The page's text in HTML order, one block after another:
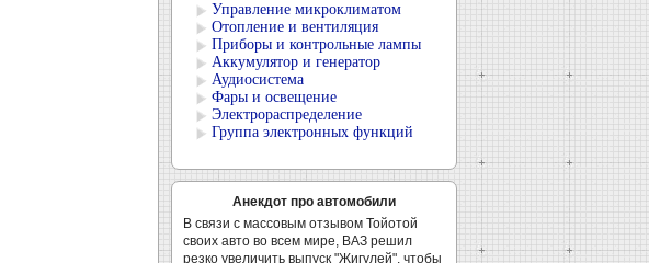
Управление микроклиматом
Отопление и вентиляция
Приборы и контрольные лампы
Аккумулятор и генератор
Аудиосистема
Фары и освещение
Электрораспределение
Группа электронных функций
Анекдот про автомобили
В связи с массовым отзывом Тойотой
своих авто во всем мире, ВАЗ решил
резко увеличить выпуск "Жигулей", чтобы